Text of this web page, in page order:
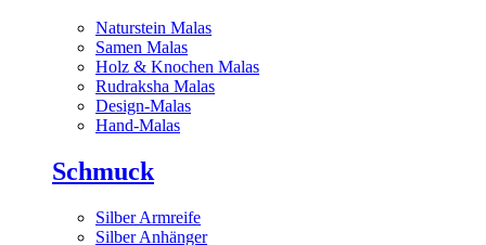
Naturstein Malas
Samen Malas
Holz & Knochen Malas
Rudraksha Malas
Design-Malas
Hand-Malas
Schmuck
Silber Armreife
Silber Anhänger